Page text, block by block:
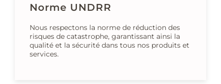
Norme UNDRR
Nous respectons la norme de réduction des
risques de catastrophe, garantissant ainsi la
qualité et la sécurité dans tous nos produits et
services.